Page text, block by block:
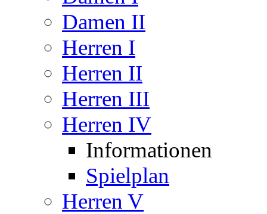
Damen II
Herren I
Herren II
Herren III
Herren IV
Informationen
Spielplan
Herren V